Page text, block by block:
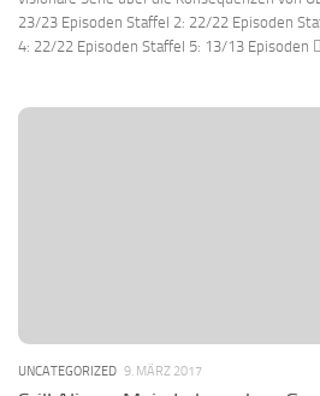
23/23 Episoden Staffel 2: 22/22 Episoden
4: 22/22 Episoden Staffel 5: 13/13 Episoden
UNCATEGORIZED 9. MÄRZ 2017